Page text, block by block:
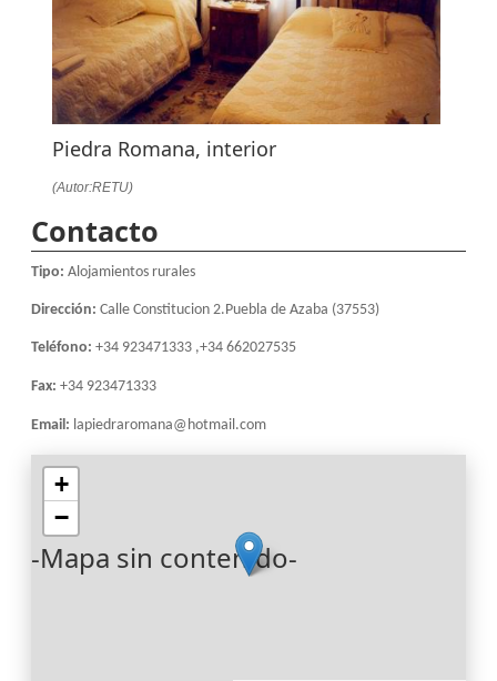
Piedra Romana, interior
(Autor:RETU)
Contacto
Tipo:Alojamientos rurales
Dirección:Calle Constitucion 2.Puebla de Azaba (37553)
Teléfono:+34 923471333 ,+34 662027535
Fax:+34 923471333
Email: lapiedraromana@hotmail.com
-Mapa sin contenido-
+
−